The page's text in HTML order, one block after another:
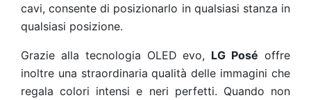
cavi, consente di posizionarlo in qualsiasi stanza in
qualsiasi posizione.
Grazie alla tecnologia OLED evo, LG Posé offre
inoltre una straordinaria qualità delle immagini che
regala colori intensi e neri perfetti. Quando non